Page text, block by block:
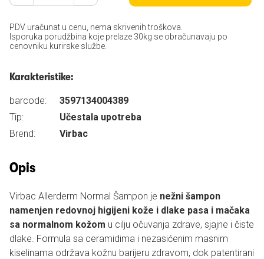
PDV uračunat u cenu, nema skrivenih troškova.
Isporuka porudžbina koje prelaze 30kg se obračunavaju po
cenovniku kurirske službe.
Karakteristike:
barcode:
3597134004389
Tip:
Učestala upotreba
Brend:
Virbac
Opis
Virbac Allerderm Normal Šampon je nežni šampon
namenjen redovnoj higijeni kože i dlake pasa i mačaka
sa normalnom kožom u cilju očuvanja zdrave, sjajne i čiste
dlake. Formula sa ceramidima i nezasićenim masnim
kiselinama održava kožnu barijeru zdravom, dok patentirani